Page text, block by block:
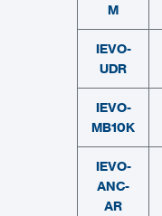
M
IEVO-
UDR
IEVO-
MB10K
IEVO-
ANC-
AR